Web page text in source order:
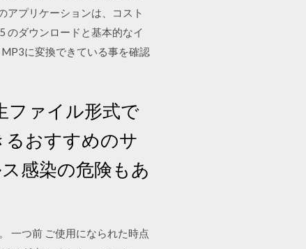
アプリケーションは、コスト
のダウンロードと基本的なイ
に変換できている事を確認
ファイル形式で
おすすめのサ
感染の危険もあ
一つ前 ご使用になられた時点